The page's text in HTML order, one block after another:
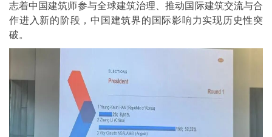
志着中国建筑师参与全球建筑治理、推动国际建筑交流与合
作进入新的阶段，中国建筑界的国际影响力实现历史性突
破。